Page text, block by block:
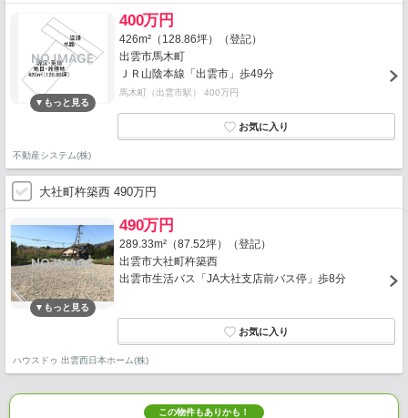
400万円
426m²（128.86坪）（登記）
出雲市馬木町
ＪＲ山陰本線「出雲市」歩49分
馬木町（出雲市駅） 400万円
不動産システム(株)
大社町杵築西 490万円
490万円
289.33m²（87.52坪）（登記）
出雲市大社町杵築西
出雲市生活バス「JA大社支店前バス停」歩8分
ハウスドゥ 出雲西日本ホーム(株)
この物件もありかも！